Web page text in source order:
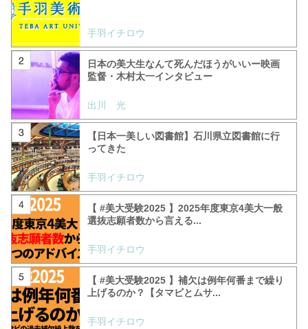
手羽イチロウ
日本の美大生なんて死んだほうがいいー映画
監督・木村太一インタビュー
出川 光
【日本一美しい図書館】石川県立図書館に行
ってきた
手羽イチロウ
【 #美大受験2025 】2025年度東京4美大一般
選抜志願者数から言える...
手羽イチロウ
【 #美大受験2025 】補欠は例年何番まで繰り
上げるのか？【タマビとムサ...
手羽イチロウ